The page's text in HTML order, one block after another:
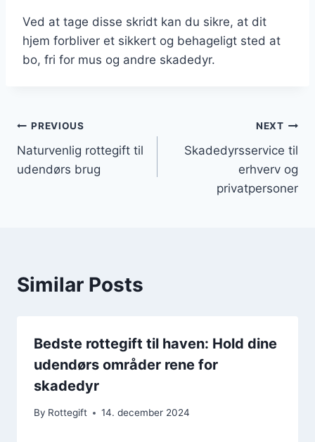
Ved at tage disse skridt kan du sikre, at dit
hjem forbliver et sikkert og behageligt sted at
bo, fri for mus og andre skadedyr.
Indlægsnavigation
PREVIOUS
Naturvenlig rottegift til
udendørs brug
NEXT
Skadedyrsservice til
erhverv og
privatpersoner
Similar Posts
Bedste rottegift til haven: Hold dine
udendørs områder rene for
skadedyr
By Rottegift 14. december 2024